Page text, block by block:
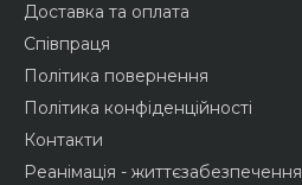
Доставка та оплата
Співпраця
Політика повернення
Політика конфіденційності
Контакти
Реанімація - життєзабезпечення